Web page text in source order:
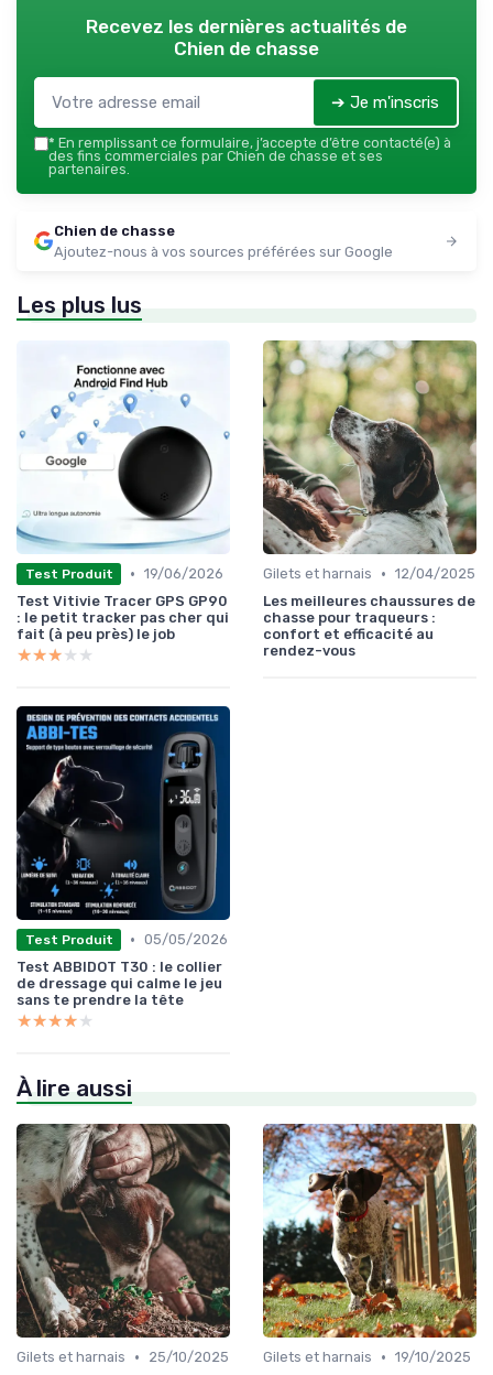
Recevez les dernières actualités de
Chien de chasse
➔ Je m'inscris
* En remplissant ce formulaire, j’accepte d’être contacté(e) à
des fins commerciales par Chien de chasse et ses
partenaires.
Chien de chasse
Ajoutez-nous à vos sources préférées sur Google
Les plus lus
Test Produit • 19/06/2026
Test Vitivie Tracer GPS GP90
: le petit tracker pas cher qui
fait (à peu près) le job
★★★★★
★★★★★
Gilets et harnais • 12/04/2025
Les meilleures chaussures de
chasse pour traqueurs :
confort et efficacité au
rendez-vous
Test Produit • 05/05/2026
Test ABBIDOT T30 : le collier
de dressage qui calme le jeu
sans te prendre la tête
★★★★★
★★★★★
À lire aussi
Gilets et harnais •
25/10/2025
Gilets et harnais • 19/10/2025